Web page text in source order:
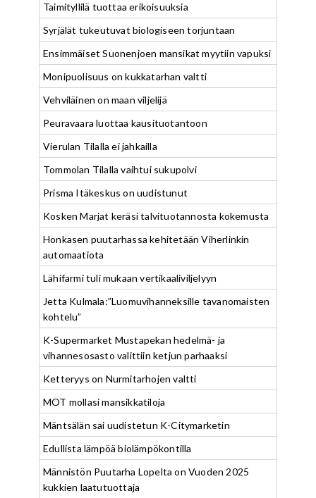
Taimityllilä tuottaa erikoisuuksia
Syrjälät tukeutuvat biologiseen torjuntaan
Ensimmäiset Suonenjoen mansikat myytiin vapuksi
Monipuolisuus on kukkatarhan valtti
Vehviläinen on maan viljelijä
Peuravaara luottaa kausituotantoon
Vierulan Tilalla ei jahkailla
Tommolan Tilalla vaihtui sukupolvi
Prisma Itäkeskus on uudistunut
Kosken Marjat keräsi talvituotannosta kokemusta
Honkasen puutarhassa kehitetään Viherlinkin
automaatiota
Lähifarmi tuli mukaan vertikaaliviljelyyn
Jetta Kulmala:”Luomuvihanneksille tavanomaisten
kohtelu”
K-Supermarket Mustapekan hedelmä- ja
vihannesosasto valittiin ketjun parhaaksi
Ketteryys on Nurmitarhojen valtti
MOT mollasi mansikkatiloja
Mäntsälän sai uudistetun K-Citymarketin
Edullista lämpöä biolämpökontilla
Männistön Puutarha Lopelta on Vuoden 2025
kukkien laatutuottaja